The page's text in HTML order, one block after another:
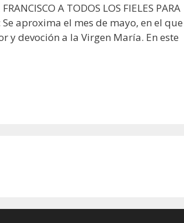
A TODOS LOS FIELES PARA
aproxima el mes de mayo, en el
devoción a la Virgen María. En este